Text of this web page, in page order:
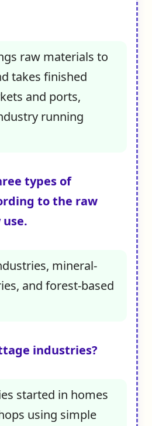
raw materials to
takes finished
and ports,
running
types of
to the raw
mineral-
and forest-based
industries?
started in homes
using simple